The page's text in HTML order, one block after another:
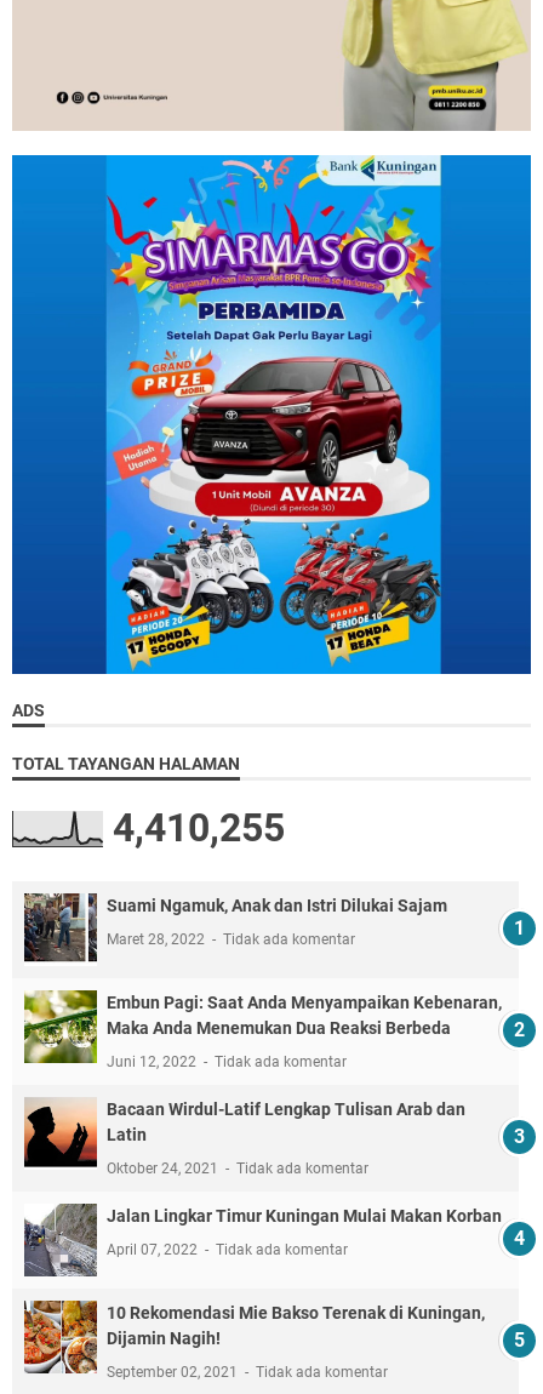
ADS
TOTAL TAYANGAN HALAMAN
4,410,255
Suami Ngamuk, Anak dan Istri Dilukai Sajam
Maret 28, 2022 Tidak ada komentar
Embun Pagi: Saat Anda Menyampaikan Kebenaran,
Maka Anda Menemukan Dua Reaksi Berbeda
Juni 12, 2022 Tidak ada komentar
Bacaan Wirdul-Latif Lengkap Tulisan Arab dan
Latin
Oktober 24, 2021 Tidak ada komentar
Jalan Lingkar Timur Kuningan Mulai Makan Korban
April 07, 2022 Tidak ada komentar
10 Rekomendasi Mie Bakso Terenak di Kuningan,
Dijamin Nagih!
September 02, 2021 Tidak ada komentar